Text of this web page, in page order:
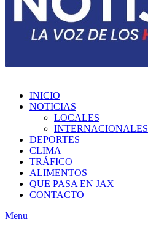
INICIO
NOTICIAS
LOCALES
INTERNACIONALES
DEPORTES
CLIMA
TRÁFICO
ALIMENTOS
QUE PASA EN JAX
CONTACTO
Menu